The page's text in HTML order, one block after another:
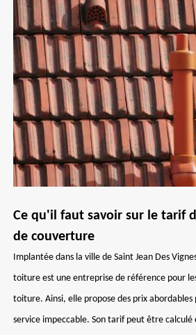
Ce qu'il faut savoir sur le tarif
de couverture
Implantée dans la ville de Saint Jean Des
toiture est une entreprise de référence pour
toiture. Ainsi, elle propose des prix
service impeccable. Son tarif peut être calculé